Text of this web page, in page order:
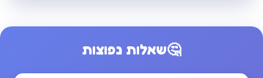
🤔שאלות נפוצות